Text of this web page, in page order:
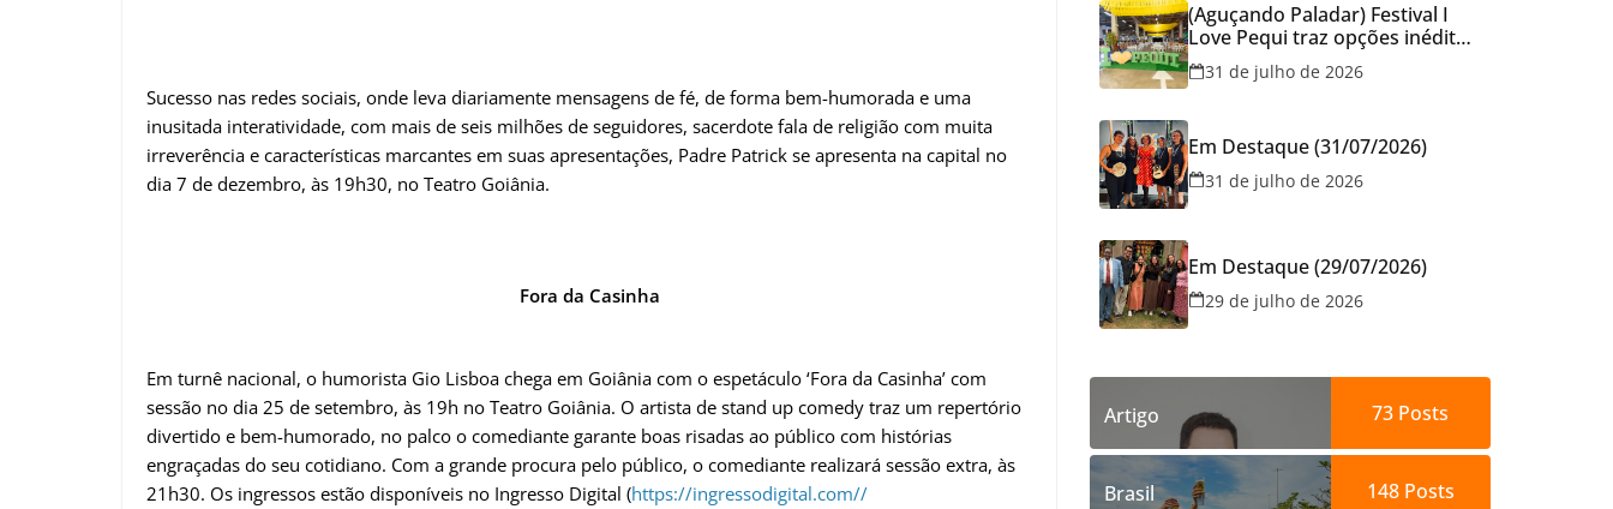
Sucesso nas redes sociais, onde leva diariamente mensagens de fé, de forma bem-humorada e uma
inusitada interatividade, com mais de seis milhões de seguidores, sacerdote fala de religião com muita
irreverência e características marcantes em suas apresentações, Padre Patrick se apresenta na capital no
dia 7 de dezembro, às 19h30, no Teatro Goiânia.
Fora da Casinha
Em turnê nacional, o humorista Gio Lisboa chega em Goiânia com o espetáculo ‘Fora da Casinha’ com
sessão no dia 25 de setembro, às 19h no Teatro Goiânia. O artista de stand up comedy traz um repertório
divertido e bem-humorado, no palco o comediante garante boas risadas ao público com histórias
engraçadas do seu cotidiano. Com a grande procura pelo público, o comediante realizará sessão extra, às
21h30. Os ingressos estão disponíveis no Ingresso Digital (https://ingressodigital.com//
(Aguçando Paladar) Festival I
Love Pequi traz opções inéditas
de pratos e atrações gratuitas
no fim de semana dos Pais em
31 de julho de 2026
Em Destaque (31/07/2026)
31 de julho de 2026
Em Destaque (29/07/2026)
29 de julho de 2026
Artigo 73 Posts
Brasil 148Posts